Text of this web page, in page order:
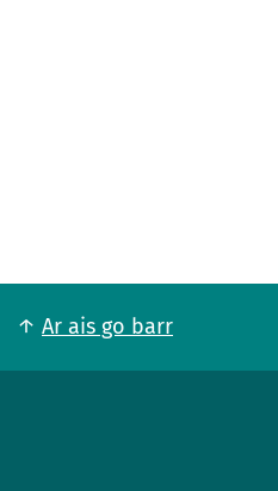
Ar ais go barr